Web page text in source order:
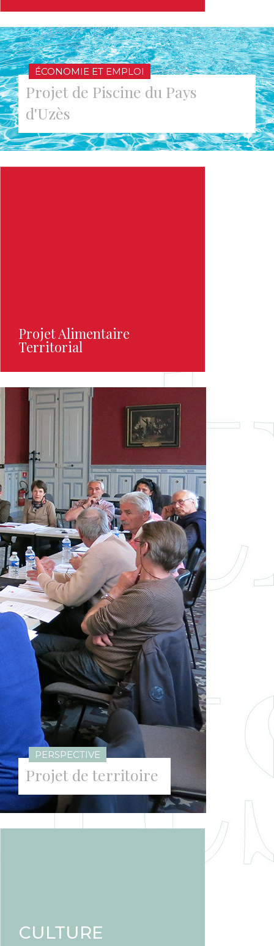
ÉCONOMIE ET EMPLOI
Projet de Piscine du Pays
d'Uzès
Projet Alimentaire
Territorial
PERSPECTIVE
Projet de territoire
CULTURE